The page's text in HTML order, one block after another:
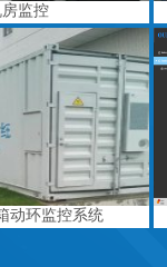
监控
动环监控系统